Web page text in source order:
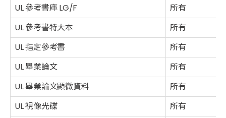
UL 參考書庫 LG/F
所有
UL 參考書特大本
所有
UL 指定參考書
所有
UL 畢業論文
所有
UL 畢業論文顯微資料
所有
UL 視像光碟
所有